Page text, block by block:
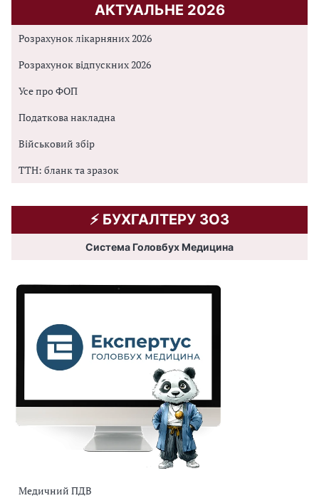
АКТУАЛЬНЕ 2026
Розрахунок лікарняних 2026
Розрахунок відпускних 2026
Усе про ФОП
Податкова накладна
Військовий збір
ТТН: бланк та зразок
⚡️ БУХГАЛТЕРУ ЗОЗ
Система Головбух Медицина
Медичний ПДВ